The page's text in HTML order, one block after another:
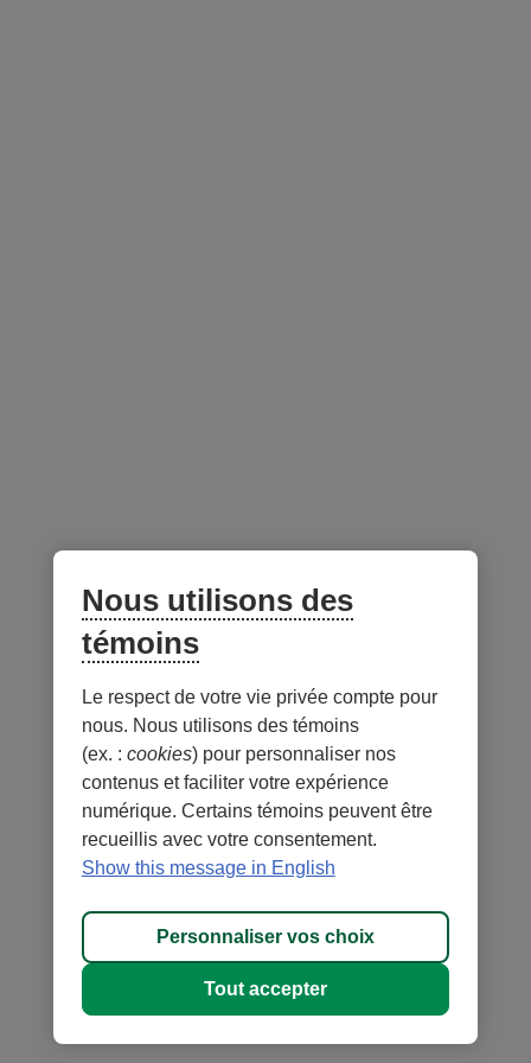
Nous utilisons des
témoins
Le respect de votre vie privée compte pour
nous. Nous utilisons des témoins
(ex. : cookies) pour personnaliser nos
contenus et faciliter votre expérience
numérique. Certains témoins peuvent être
recueillis avec votre consentement.
Show this message in English
Personnaliser vos choix
Tout accepter